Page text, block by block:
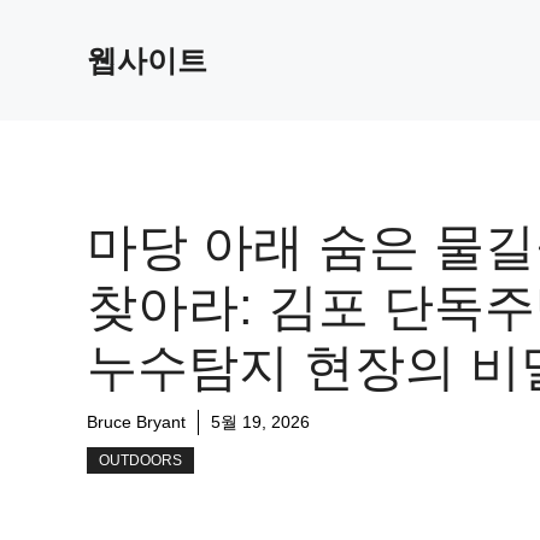
웹사이트
마당 아래 숨은 물
찾아라: 김포 단독
누수탐지 현장의 비
Bruce Bryant 5월 19, 2026
OUTDOORS